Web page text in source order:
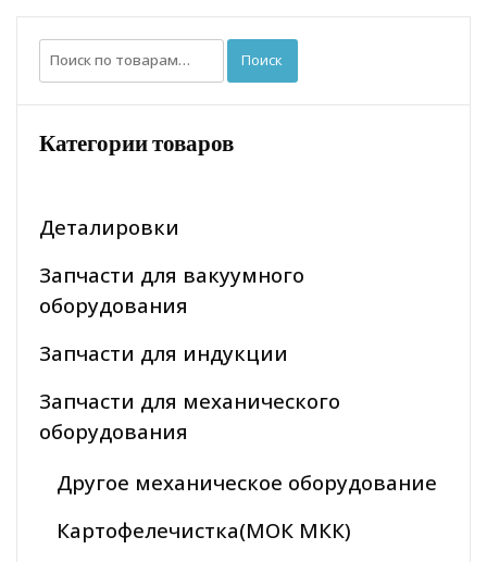
Искать: Поиск
Категории товаров
Деталировки
Запчасти для вакуумного
оборудования
Запчасти для индукции
Запчасти для механического
оборудования
Другое механическое оборудование
Картофелечистка(МОК МКК)